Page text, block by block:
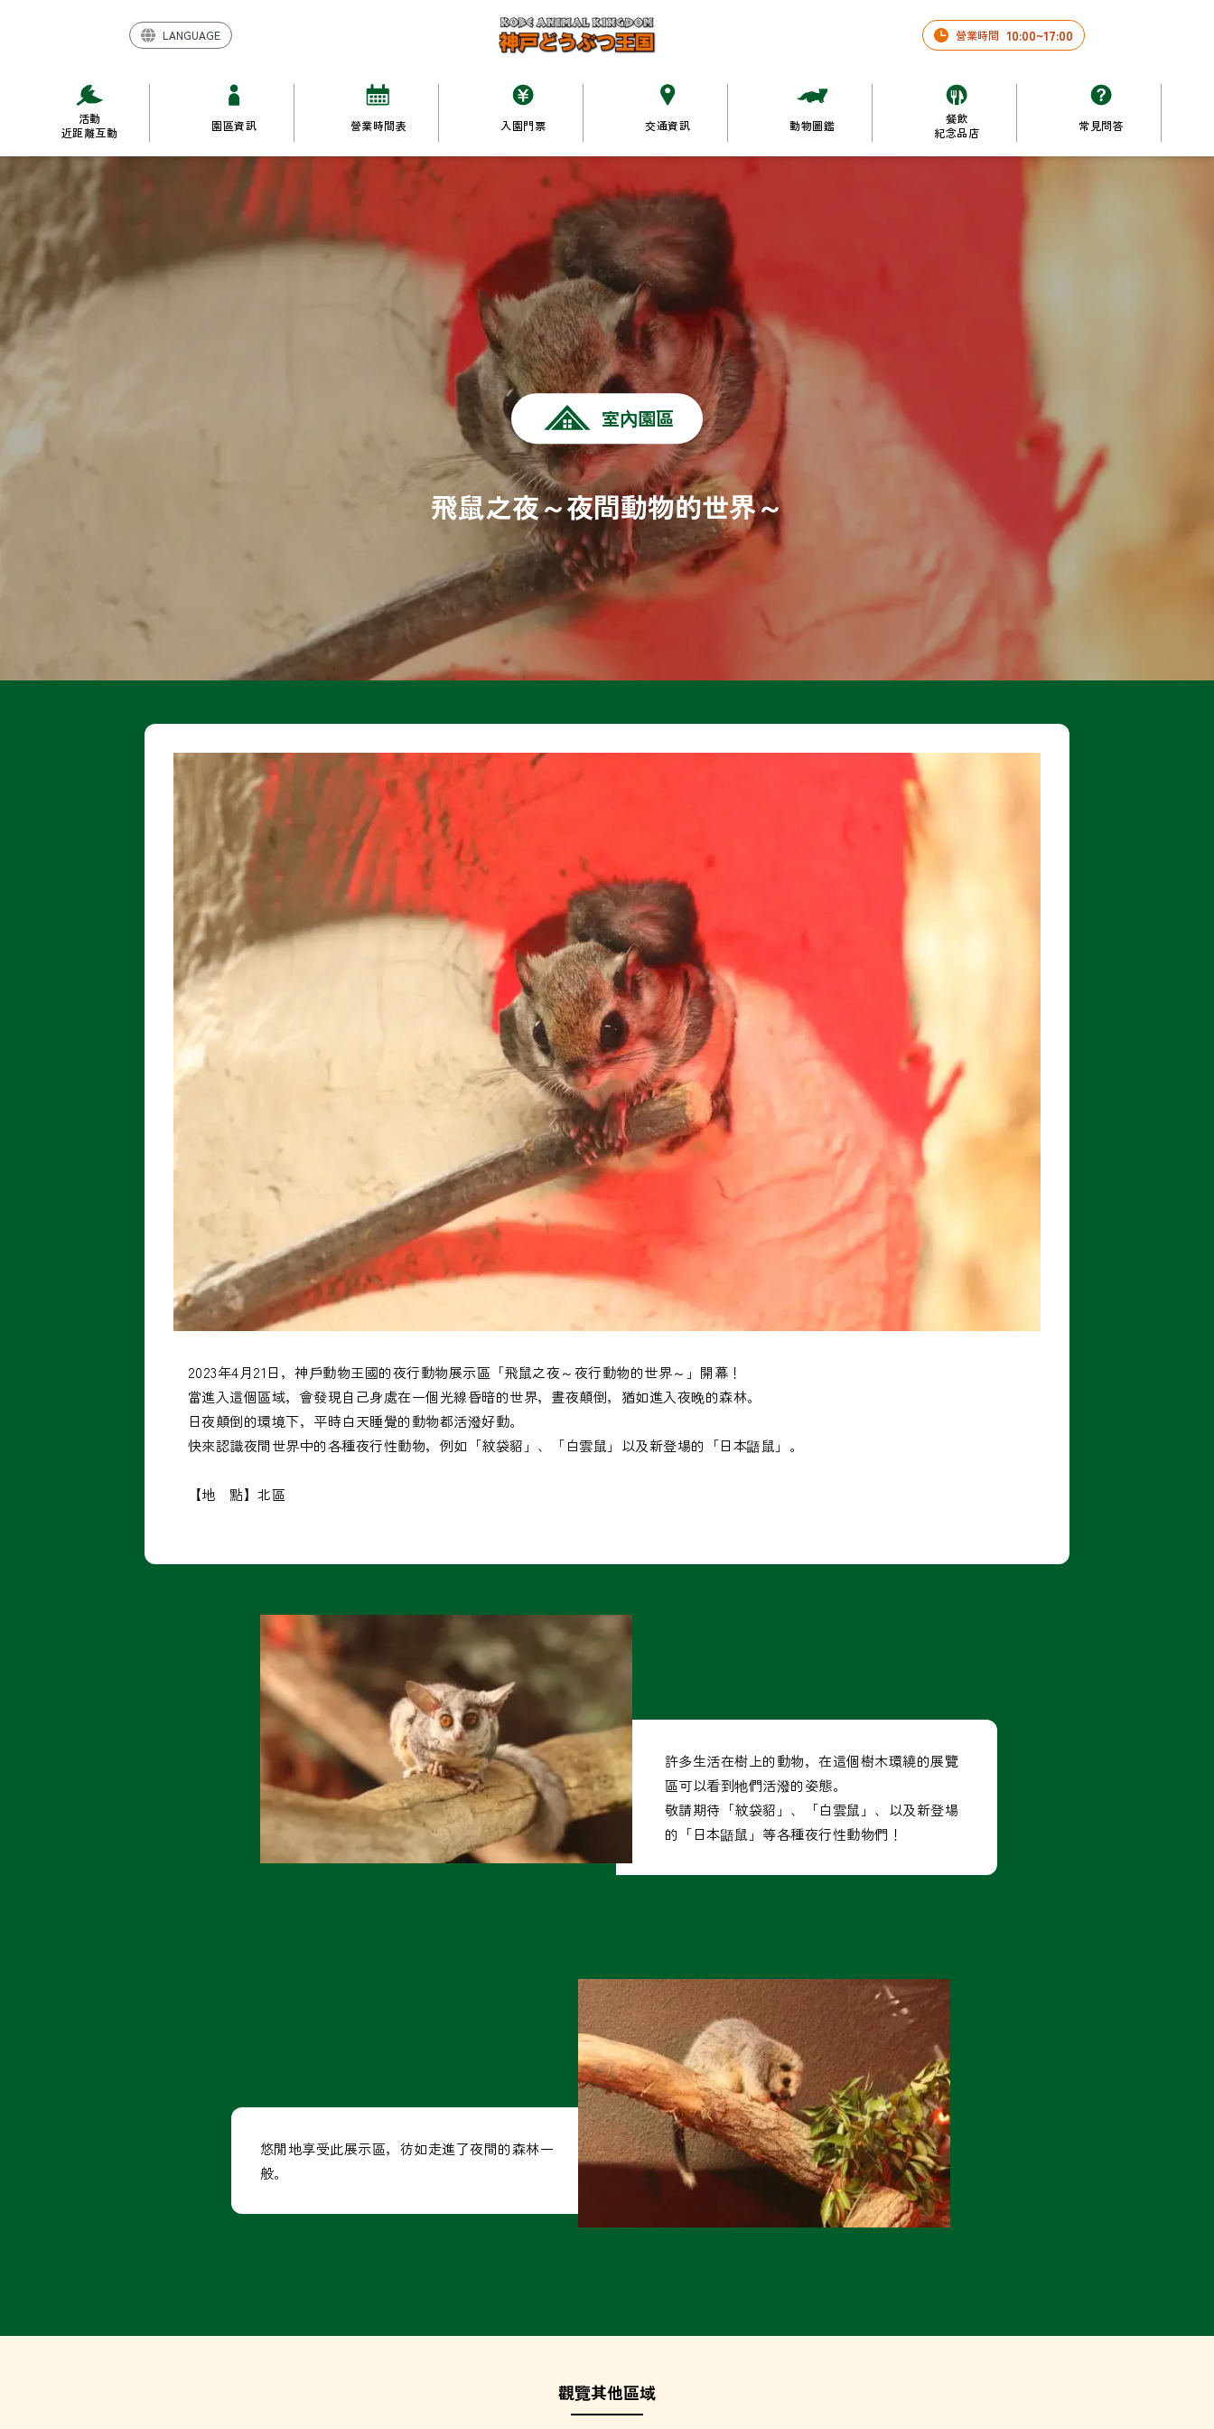
LANGUAGE 營業時間 10:00~17:00
活動
近距離互動
園區資訊 營業時間表 入園門票 交通資訊 動物圖鑑
餐飲
紀念品店
常見問答
室內園區
飛鼠之夜～夜間動物的世界～
2023年4月21日，神戶動物王國的夜行動物展示區「飛鼠之夜～夜行動物的世界～」開幕！
當進入這個區域，會發現自己身處在一個光線昏暗的世界，晝夜顛倒，猶如進入夜晚的森林。
日夜顛倒的環境下，平時白天睡覺的動物都活潑好動。
快來認識夜間世界中的各種夜行性動物，例如「紋袋貂」、「白雲鼠」以及新登場的「日本鼯鼠」。
許多生活在樹上的動物，在這個樹木環繞的展覽
區可以看到牠們活潑的姿態。
敬請期待「紋袋貂」、「白雲鼠」、以及新登場
的「日本鼯鼠」等各種夜行性動物們！
悠閒地享受此展示區，彷如走進了夜間的森林一
般。
觀覽其他區域